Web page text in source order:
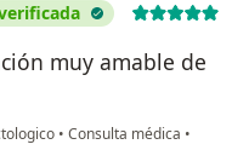
muy amable de
• Consulta médica •